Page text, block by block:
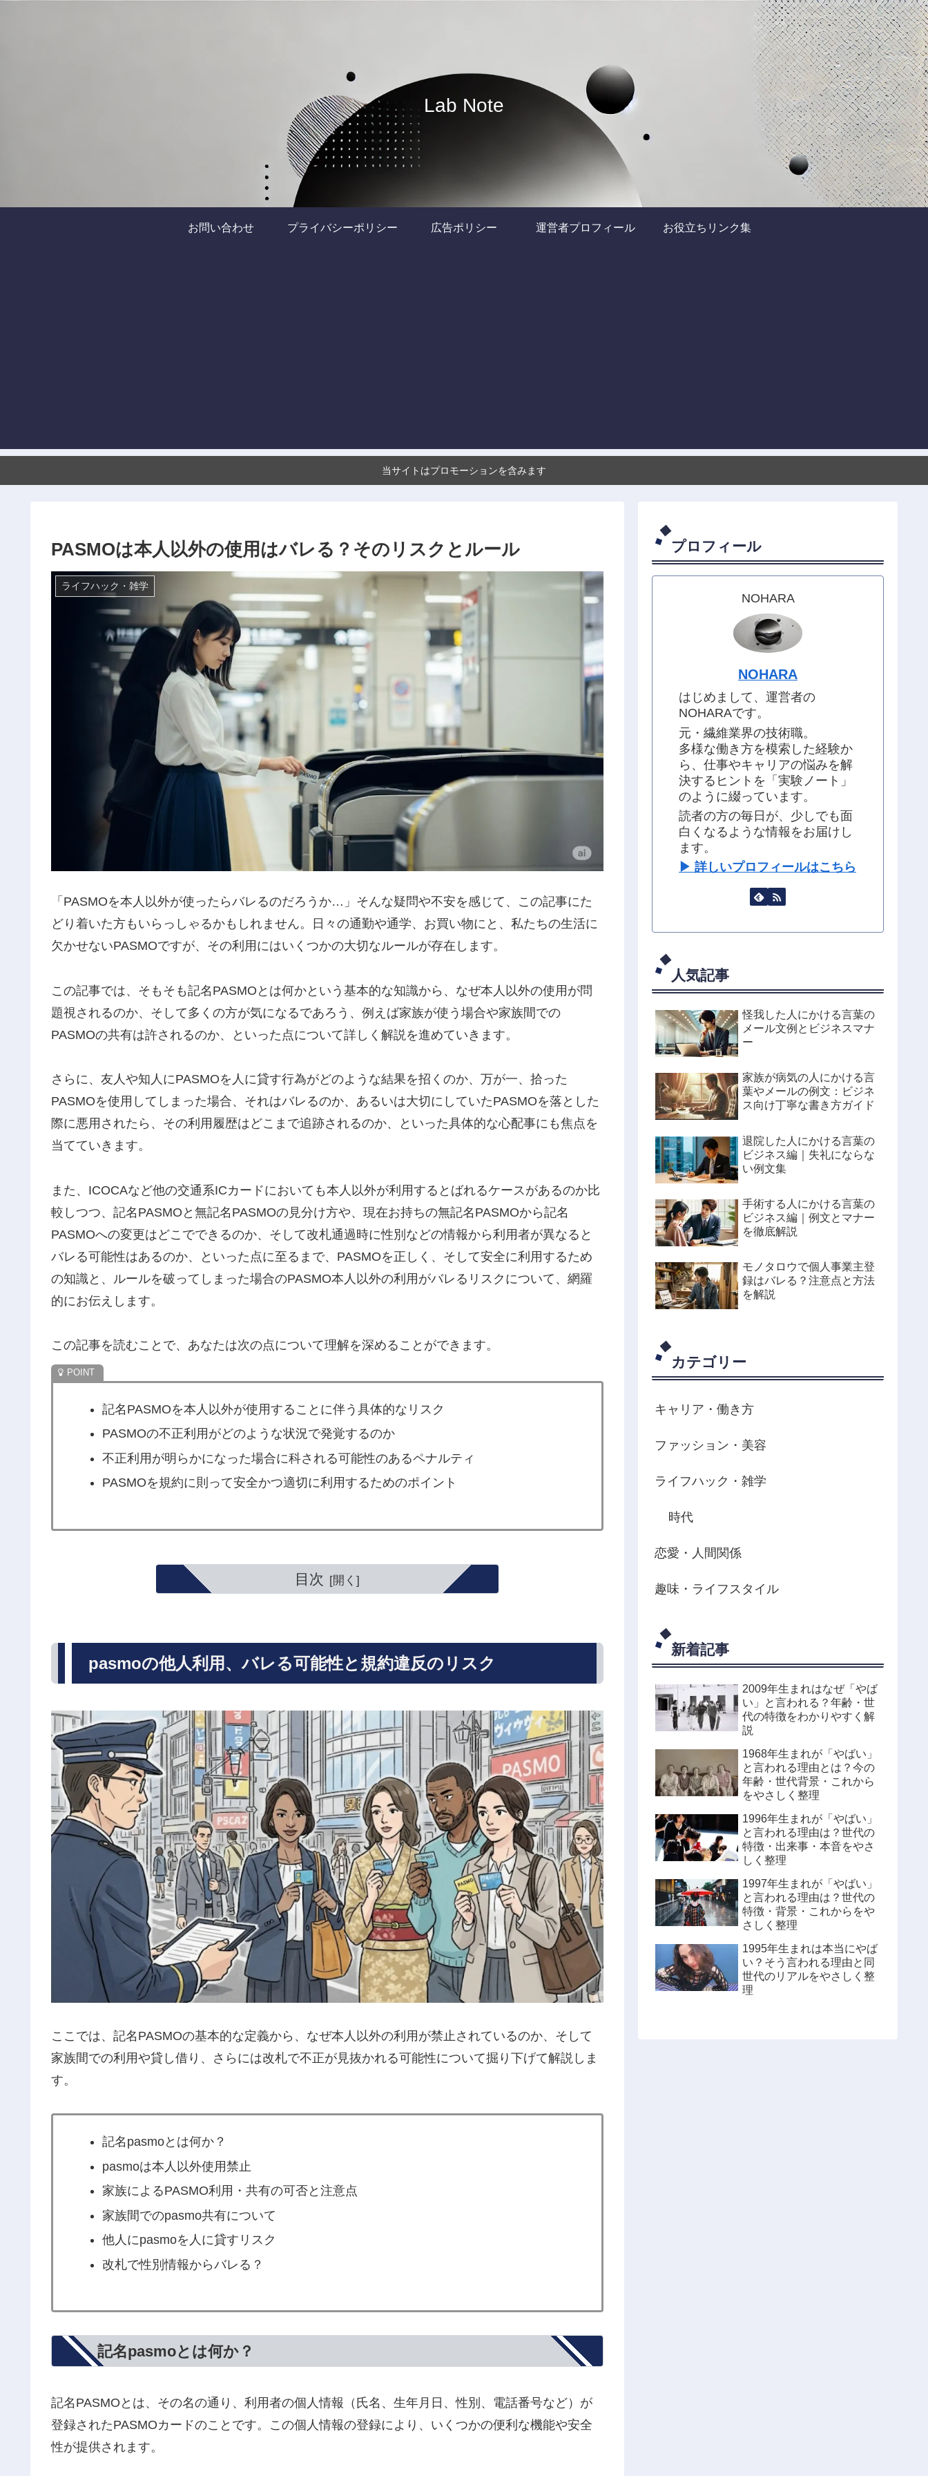
Lab Note
お問い合わせ プライバシーポリシー 広告ポリシー 運営者プロフィール お役立ちリンク集
当サイトはプロモーションを含みます
PASMOは本人以外の使用はバレる？そのリスクとルール
ライフハック・雑学
「PASMOを本人以外が使ったらバレるのだろうか…」そんな疑問や不安を感じて、この記事にた
どり着いた方もいらっしゃるかもしれません。日々の通勤や通学、お買い物にと、私たちの生活に
欠かせないPASMOですが、その利用にはいくつかの大切なルールが存在します。
この記事では、そもそも記名PASMOとは何かという基本的な知識から、なぜ本人以外の使用が問
題視されるのか、そして多くの方が気になるであろう、例えば家族が使う場合や家族間での
PASMOの共有は許されるのか、といった点について詳しく解説を進めていきます。
さらに、友人や知人にPASMOを人に貸す行為がどのような結果を招くのか、万が一、拾った
PASMOを使用してしまった場合、それはバレるのか、あるいは大切にしていたPASMOを落とした
際に悪用されたら、その利用履歴はどこまで追跡されるのか、といった具体的な心配事にも焦点を
当てていきます。
また、ICOCAなど他の交通系ICカードにおいても本人以外が利用するとばれるケースがあるのか比
較しつつ、記名PASMOと無記名PASMOの見分け方や、現在お持ちの無記名PASMOから記名
PASMOへの変更はどこでできるのか、そして改札通過時に性別などの情報から利用者が異なると
バレる可能性はあるのか、といった点に至るまで、PASMOを正しく、そして安全に利用するため
の知識と、ルールを破ってしまった場合のPASMO本人以外の利用がバレるリスクについて、網羅
的にお伝えします。
この記事を読むことで、あなたは次の点について理解を深めることができます。
記名PASMOを本人以外が使用することに伴う具体的なリスク
PASMOの不正利用がどのような状況で発覚するのか
不正利用が明らかになった場合に科される可能性のあるペナルティ
PASMOを規約に則って安全かつ適切に利用するためのポイント
目次
pasmoの他人利用、バレる可能性と規約違反のリスク
ここでは、記名PASMOの基本的な定義から、なぜ本人以外の利用が禁止されているのか、そして
家族間での利用や貸し借り、さらには改札で不正が見抜かれる可能性について掘り下げて解説しま
す。
記名pasmoとは何か？
pasmoは本人以外使用禁止
家族によるPASMO利用・共有の可否と注意点
家族間でのpasmo共有について
他人にpasmoを人に貸すリスク
改札で性別情報からバレる？
記名pasmoとは何か？
記名PASMOとは、その名の通り、利用者の個人情報（氏名、生年月日、性別、電話番号など）が
登録されたPASMOカードのことです。この個人情報の登録により、いくつかの便利な機能や安全
性が提供されます。
プロフィール
NOHARA
NOHARA
はじめまして、運営者の
NOHARAです。
元・繊維業界の技術職。
多様な働き方を模索した経験か
ら、仕事やキャリアの悩みを解
決するヒントを「実験ノート」
のように綴っています。
読者の方の毎日が、少しでも面
白くなるような情報をお届けし
ます。
▶︎ 詳しいプロフィールはこちら
人気記事
怪我した人にかける言葉の
メール文例とビジネスマナ
ー
家族が病気の人にかける言
葉やメールの例文：ビジネ
ス向け丁寧な書き方ガイド
退院した人にかける言葉の
ビジネス編｜失礼にならな
い例文集
手術する人にかける言葉の
ビジネス編｜例文とマナー
を徹底解説
モノタロウで個人事業主登
録はバレる？注意点と方法
を解説
カテゴリー
キャリア・働き方
ファッション・美容
ライフハック・雑学
時代
恋愛・人間関係
趣味・ライフスタイル
新着記事
2009年生まれはなぜ「やば
い」と言われる？年齢・世
代の特徴をわかりやすく解
説
1968年生まれが「やばい」
と言われる理由とは？今の
年齢・世代背景・これから
をやさしく整理
1996年生まれが「やばい」
と言われる理由は？世代の
特徴・出来事・本音をやさ
しく整理
1997年生まれが「やばい」
と言われる理由は？世代の
特徴・背景・これからをや
さしく整理
1995年生まれは本当にやば
い？そう言われる理由と同
世代のリアルをやさしく整
理